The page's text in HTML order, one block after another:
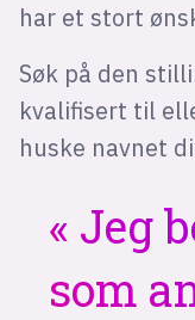
har et stort
Søk på den
kvalifisert til
huske navnet
Jeg
som